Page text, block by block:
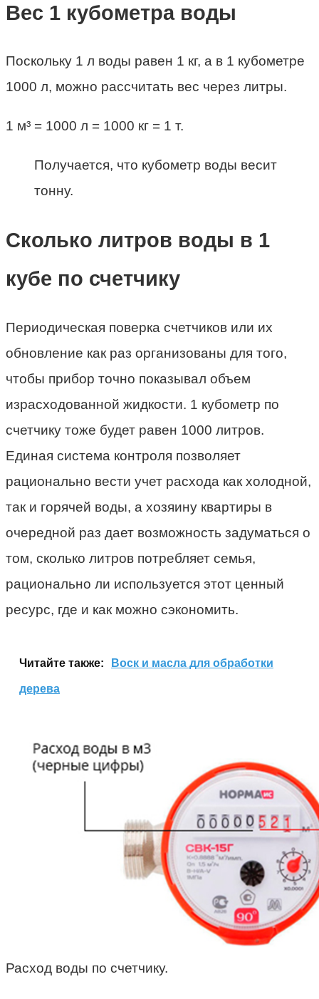
Вес 1 кубометра воды
Поскольку 1 л воды равен 1 кг, а в 1 кубометре
1000 л, можно рассчитать вес через литры.
1 м³ = 1000 л = 1000 кг = 1 т.
Получается, что кубометр воды весит
тонну.
Сколько литров воды в 1
кубе по счетчику
Периодическая поверка счетчиков или их
обновление как раз организованы для того,
чтобы прибор точно показывал объем
израсходованной жидкости. 1 кубометр по
счетчику тоже будет равен 1000 литров.
Единая система контроля позволяет
рационально вести учет расхода как холодной,
так и горячей воды, а хозяину квартиры в
очередной раз дает возможность задуматься о
том, сколько литров потребляет семья,
рационально ли используется этот ценный
ресурс, где и как можно сэкономить.
Читайте также: Воск и масла для обработки
дерева
Расход воды по счетчику.